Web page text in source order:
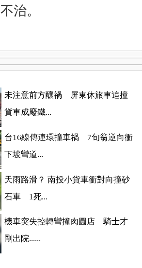
治。
未注意前方釀禍 屏東休旅車追撞
貨車成廢鐵...
台16線傳連環撞車禍 7旬翁逆向衝
下坡彎道...
天雨路滑？ 南投小貨車衝對向撞砂
石車 1死...
機車突失控轉彎撞肉圓店 騎士才
剛出院......